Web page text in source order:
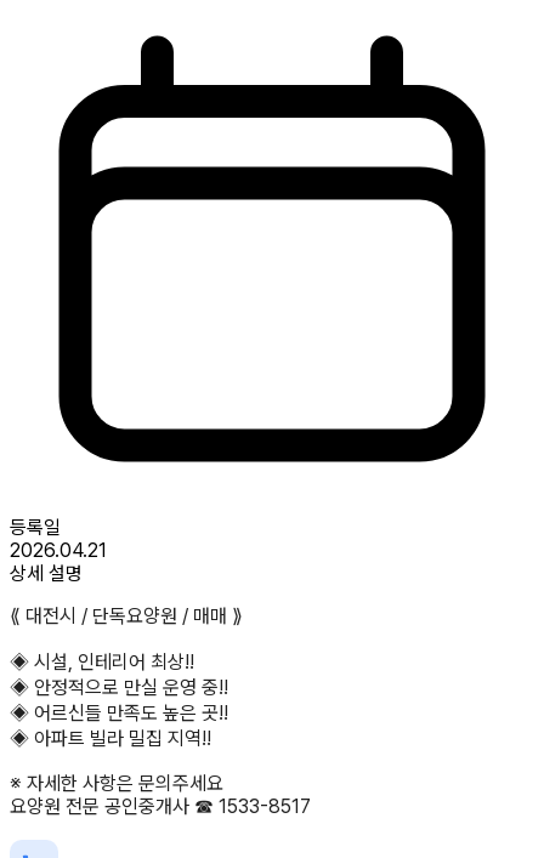
등록일
2026.04.21
상세 설명
⟪ 대전시 / 단독요양원 / 매매 ⟫
◈ 시설, 인테리어 최상!!
◈ 안정적으로 만실 운영 중!!
◈ 어르신들 만족도 높은 곳!!
◈ 아파트 빌라 밀집 지역!!
※ 자세한 사항은 문의주세요
요양원 전문 공인중개사 ☎ 1533-8517